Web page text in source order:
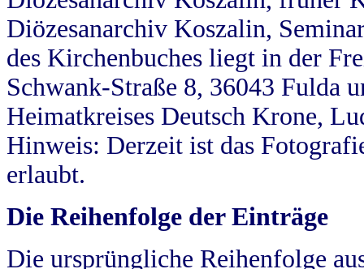
Diözesanarchiv Koszalin,
des Kirchenbuches liegt in der
Schwank-Straße 8, 36043 Fulda
Heimatkreises Deutsch Krone,
Hinweis: Derzeit ist das
erlaubt.
Die Reihenfolge der Einträge
Die ursprüngliche Reihenfolge